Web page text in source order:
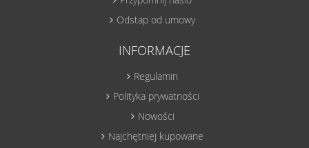
Odstap od umowy
INFORMACJE
Regulamin
Polityka prywatności
Nowości
Najchętniej kupowane